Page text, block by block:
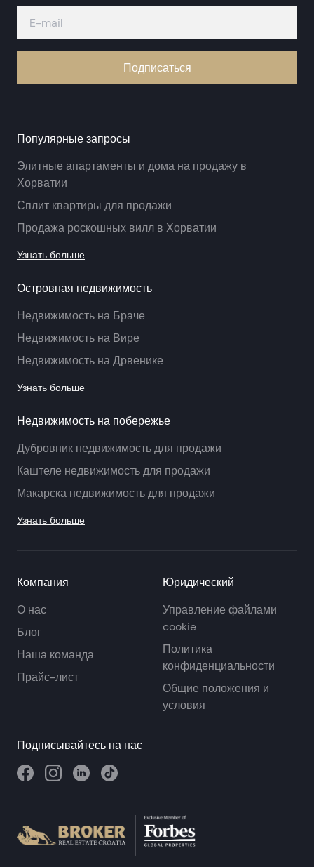
Подписаться
Популярные запросы
Элитные апартаменты и дома на продажу в
Хорватии
Сплит квартиры для продажи
Продажа роскошных вилл в Хорватии
Узнать больше
Островная недвижимость
Недвижимость на Браче
Недвижимость на Вире
Недвижимость на Дрвенике
Узнать больше
Недвижимость на побережье
Дубровник недвижимость для продажи
Каштеле недвижимость для продажи
Макарска недвижимость для продажи
Узнать больше
Компания
О нас
Блог
Наша команда
Прайс-лист
Юридический
Управление файлами
cookie
Политика
конфиденциальности
Общие положения и
условия
Подписывайтесь на нас